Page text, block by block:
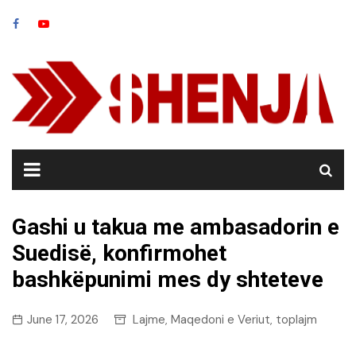
Gashi u takua me ambasadorin e
Suedisë, konfirmohet
bashkëpunimi mes dy shteteve
June 17, 2026 Lajme, Maqedoni e Veriut, toplajm